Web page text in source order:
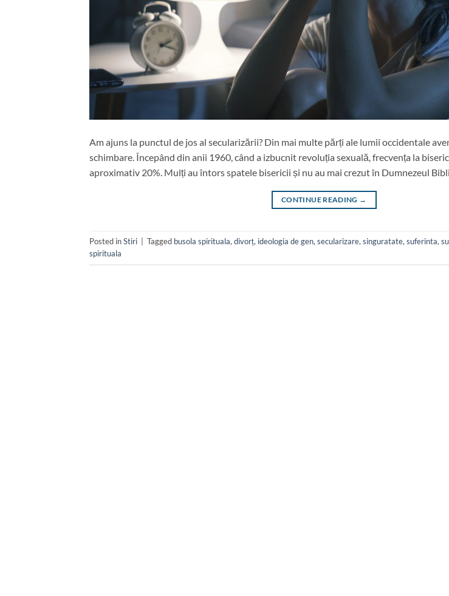
Am ajuns la punctul de jos al secularizării? Din mai multe părți ale lumii occidentale
schimbare. Începând din anii 1960, când a izbucnit revoluția sexuală, frecvența la
aproximativ 20%. Mulți au întors spatele bisericii și nu au mai crezut în Dumnezeul
CONTINUE READING →
Posted inStiri Tagged busola spirituala, divorț, ideologia de gen, secularizare, singuratate, suferinta,
spirituala